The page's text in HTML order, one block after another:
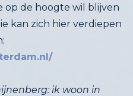
ik woon in